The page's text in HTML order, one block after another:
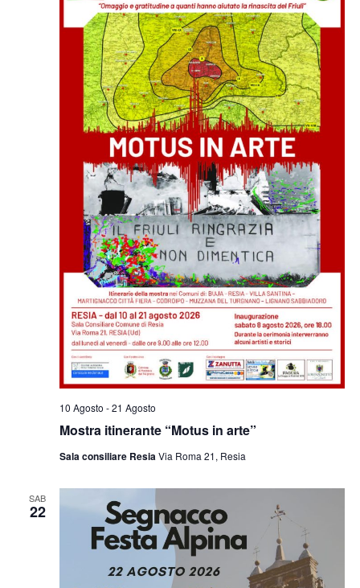
Mostra itinerante “Motus in arte”
10 Agosto -21 Agosto
Sala consiliare ResiaVia Roma 21, Resia
SAB
22